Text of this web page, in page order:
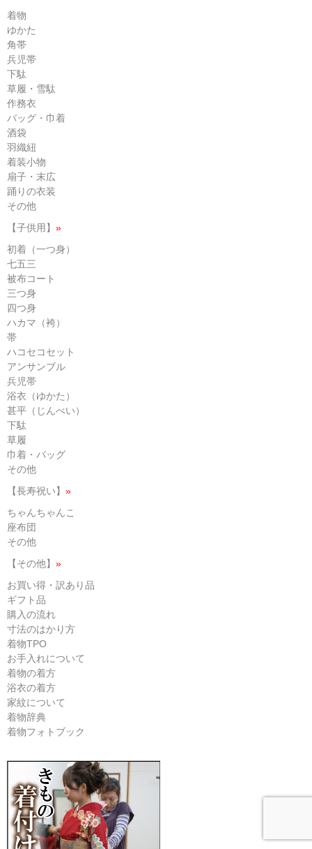
着物
ゆかた
角帯
兵児帯
下駄
草履・雪駄
作務衣
バッグ・巾着
酒袋
羽織紐
着装小物
扇子・末広
踊りの衣装
その他
【子供用】 »
初着（一つ身）
七五三
被布コート
三つ身
四つ身
ハカマ（袴）
帯
ハコセコセット
アンサンブル
兵児帯
浴衣（ゆかた）
甚平（じんべい）
下駄
草履
巾着・バッグ
その他
【長寿祝い】 »
ちゃんちゃんこ
座布団
その他
【その他】 »
お買い得・訳あり品
ギフト品
購入の流れ
寸法のはかり方
着物TPO
お手入れについて
着物の着方
浴衣の着方
家紋について
着物辞典
着物フォトブック